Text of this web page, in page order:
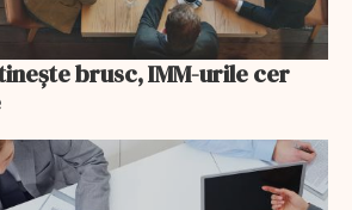
brusc, IMM-urile cer